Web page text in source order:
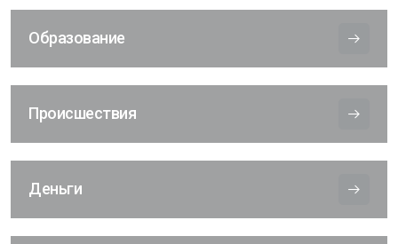
Образование
Происшествия
Деньги